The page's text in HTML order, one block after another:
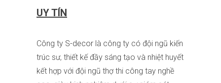
UY TÍN
Công ty S-decor là công ty có đội ngũ kiến
trúc sư, thiết kế đầy sáng tạo và nhiệt huyết
kết hợp với đội ngũ thợ thi công tay nghề